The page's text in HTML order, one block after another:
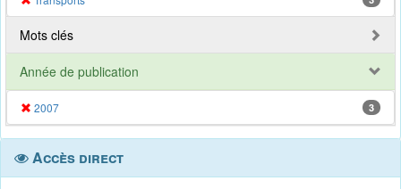
Mots clés
Année de publication
2007 3
Accès direct